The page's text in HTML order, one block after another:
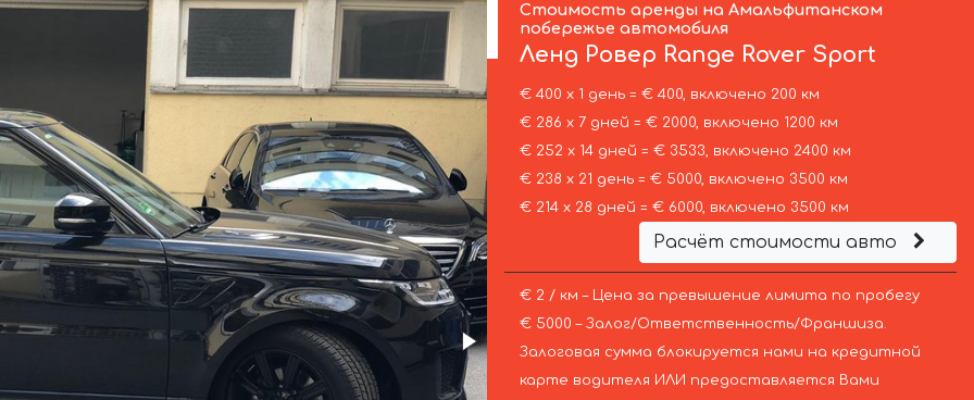
Стоимость аренды на Амальфитанском
побережье автомобиля
Ленд Ровер Range Rover Sport
€ 400 х 1 день = € 400, включено 200 км
€ 286 х 7 дней = € 2000, включено 1200 км
€ 252 х 14 дней = € 3533, включено 2400 км
€ 238 х 21 день = € 5000, включено 3500 км
€ 214 х 28 дней = € 6000, включено 3500 км
Расчёт стоимости авто
€ 2 / км – Цена за превышение лимита по пробегу
€ 5000 – Залог/Ответственность/Франшиза.
Залоговая сумма блокируется нами на кредитной
карте водителя ИЛИ предоставляется Вами